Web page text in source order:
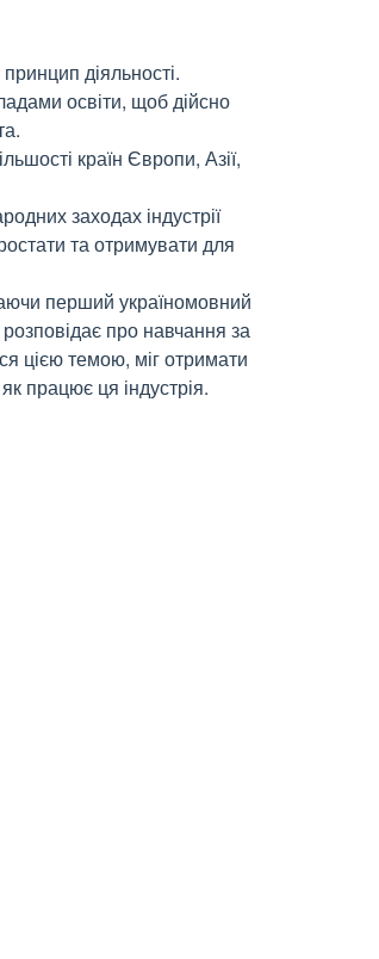
діяльності.
освіти, щоб дійсно
країн Європи, Азії,
заходах індустрії
та отримувати для
перший україномовний
про навчання за
цією темою, міг отримати
працює ця індустрія.